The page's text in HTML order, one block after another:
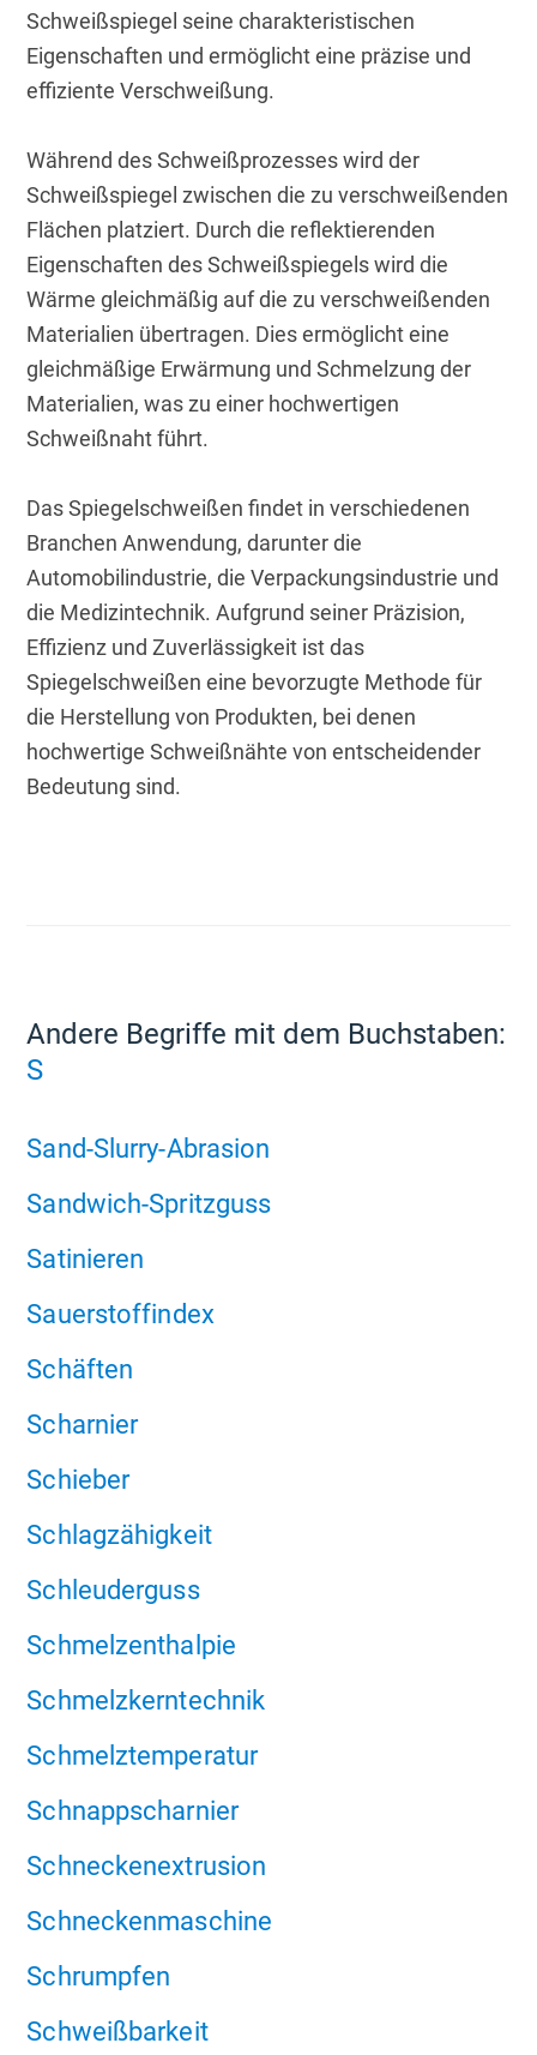
Schweißspiegel seine charakteristischen
Eigenschaften und ermöglicht eine präzise und
effiziente Verschweißung.
Während des Schweißprozesses wird der
Schweißspiegel zwischen die zu verschweißenden
Flächen platziert. Durch die reflektierenden
Eigenschaften des Schweißspiegels wird die
Wärme gleichmäßig auf die zu verschweißenden
Materialien übertragen. Dies ermöglicht eine
gleichmäßige Erwärmung und Schmelzung der
Materialien, was zu einer hochwertigen
Schweißnaht führt.
Das Spiegelschweißen findet in verschiedenen
Branchen Anwendung, darunter die
Automobilindustrie, die Verpackungsindustrie und
die Medizintechnik. Aufgrund seiner Präzision,
Effizienz und Zuverlässigkeit ist das
Spiegelschweißen eine bevorzugte Methode für
die Herstellung von Produkten, bei denen
hochwertige Schweißnähte von entscheidender
Bedeutung sind.
Andere Begriffe mit dem Buchstaben:
S
Sand-Slurry-Abrasion
Sandwich-Spritzguss
Satinieren
Sauerstoffindex
Schäften
Scharnier
Schieber
Schlagzähigkeit
Schleuderguss
Schmelzenthalpie
Schmelzkerntechnik
Schmelztemperatur
Schnappscharnier
Schneckenextrusion
Schneckenmaschine
Schrumpfen
Schweißbarkeit